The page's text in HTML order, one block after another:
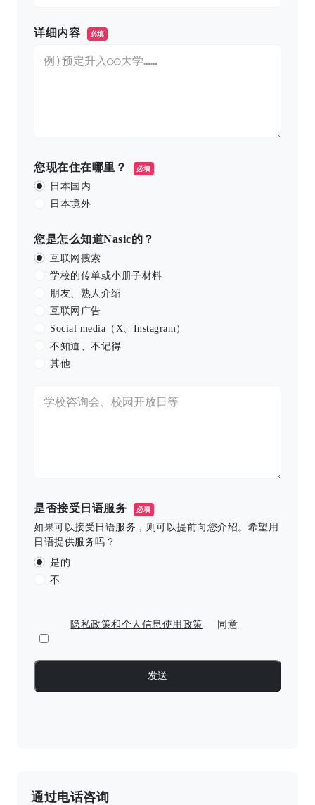
详细内容 必填
您现在住在哪里？ 必填
日本国内
日本境外
您是怎么知道Nasic的？
互联网搜索
学校的传单或小册子材料
朋友、熟人介绍
互联网广告
Social media（X、Instagram）
不知道、不记得
其他
是否接受日语服务 必填
如果可以接受日语服务，则可以提前向您介绍。希望用
日语提供服务吗？
是的
不
隐私政策和个人信息使用政策 同意
通过电话咨询